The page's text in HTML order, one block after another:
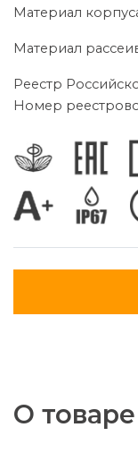
Материал
Материал
Реестр
Номер
О товаре